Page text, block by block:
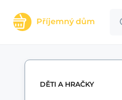
Příjemný dům
DĚTI A HRAČKY